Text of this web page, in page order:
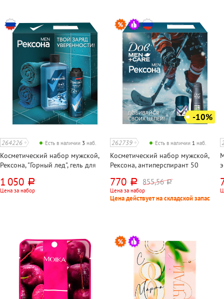
264226 Есть в наличии 3 наб.
Косметический набор мужской,
Рексона, "Горный лед", гель для
"Кобальт" 150 мл
1 050 руб.
Цена за набор
-10%
262739 Есть в наличии 1 наб.
Косметический набор мужской,
Рексона, антиперспирант 50
для душа 225мл
770 руб. 855,56 руб.
Цена за набор
Цена действует на складской запас